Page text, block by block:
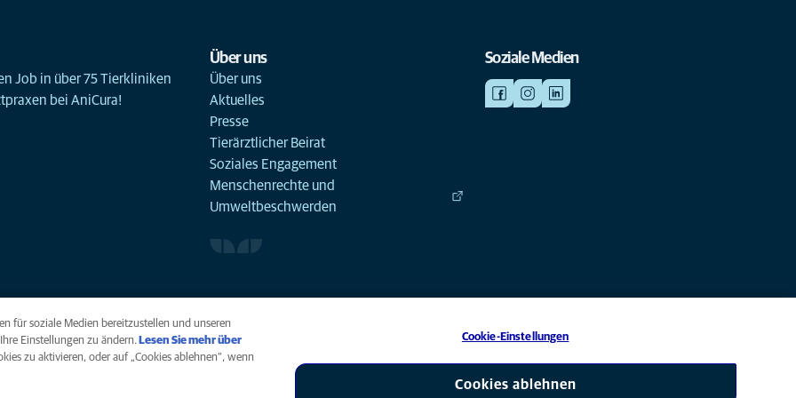
Job in über 75 Tierkliniken
bei AniCura!
Über uns
Über uns
Aktuelles
Presse
Tierärztlicher Beirat
Soziales Engagement
Menschenrechte und
Umweltbeschwerden
Soziale Medien
AniCura ist eine Tochtergesellschaft von Mars, Inc © 2026
für soziale Medien bereitzustellen und unseren
Einstellungen zu ändern. Lesen Sie mehr über
zu aktivieren, oder auf „Cookies ablehnen“, wenn
Cookie-Einstellungen
Cookies ablehnen